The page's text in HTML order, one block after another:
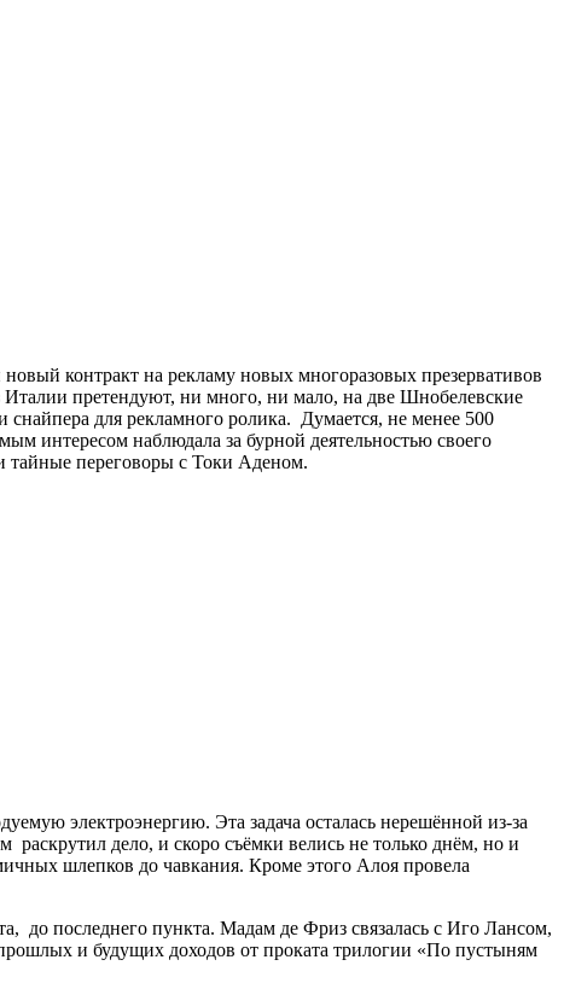
контракт на рекламу новых многоразовых презервативов
Италии претендуют, ни много, ни мало, на две Шнобелевские
снайпера для рекламного ролика. Думается, не менее 500
интересом наблюдала за бурной деятельностью своего
тайные переговоры с Токи Аденом.
электроэнергию. Эта задача осталась нерешённой из-за
дело, и скоро съёмки велись не только днём, но и
шлепков до чавкания. Кроме этого Алоя провела
до последнего пункта. Мадам де Фриз связалась с Иго Лансом,
и будущих доходов от проката трилогии «По пустыням